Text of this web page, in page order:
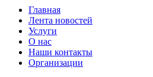
Главная
Лента новостей
Услуги
О нас
Наши контакты
Организации